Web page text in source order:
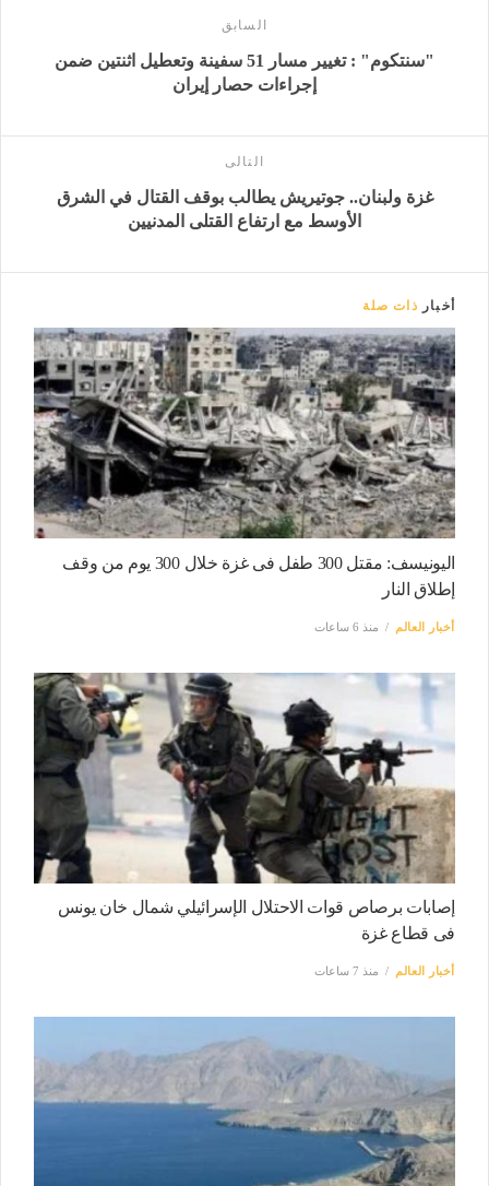
السابق
"سنتكوم" : تغيير مسار 51 سفينة وتعطيل اثنتين ضمن
إجراءات حصار إيران
التالى
غزة ولبنان.. جوتيريش يطالب بوقف القتال في الشرق
الأوسط مع ارتفاع القتلى المدنيين
أخبار ذات صلة
اليونيسف: مقتل 300 طفل فى غزة خلال 300 يوم من وقف
إطلاق النار
أخبار العالم منذ 6 ساعات
إصابات برصاص قوات الاحتلال الإسرائيلي شمال خان يونس
فى قطاع غزة
أخبار العالم منذ 7 ساعات